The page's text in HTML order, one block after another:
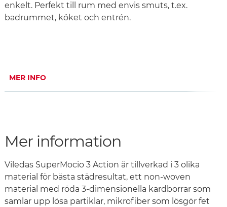
enkelt. Perfekt till rum med envis smuts, t.ex.
badrummet, köket och entrén.
MER INFO
Mer information
Viledas SuperMocio 3 Action är tillverkad i 3 olika
material för bästa städresultat, ett non-woven
material med röda 3-dimensionella kardborrar som
samlar upp lösa partiklar, mikrofiber som lösgör fet